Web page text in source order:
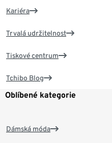
Kariéra
Trvalá udržitelnost
Tiskové centrum
Tchibo Blog
Oblíbené kategorie
Dámská móda